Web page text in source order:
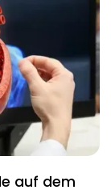
auf dem